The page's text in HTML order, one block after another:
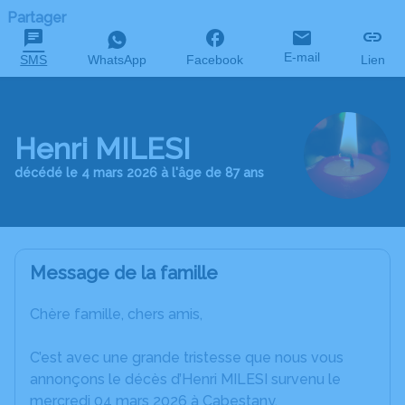
Partager
SMS WhatsApp Facebook E-mail Lien
Henri MILESI
décédé le 4 mars 2026 à l'âge de 87 ans
Message de la famille
Chère famille, chers amis,
C’est avec une grande tristesse que nous vous
annonçons le décès d’Henri MILESI survenu le
mercredi 04 mars 2026 à Cabestany.